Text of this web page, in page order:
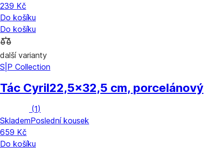
239 Kč
Do košíku
Do košíku
další varianty
S|P Collection
Tác Cyril22,5x32,5 cm, porcelánový
(1)
SklademPoslední kousek
659 Kč
Do košíku